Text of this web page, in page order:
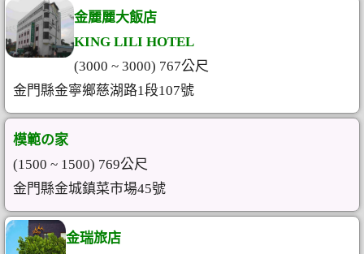
金麗麗大飯店
KING LILI HOTEL
(3000 ~ 3000) 767公尺
金門縣金寧鄉慈湖路1段107號
模範の家
(1500 ~ 1500) 769公尺
金門縣金城鎮菜市場45號
金瑞旅店